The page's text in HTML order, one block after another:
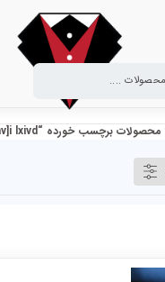
محصولات برچسب خورده “hv]i lxivd”